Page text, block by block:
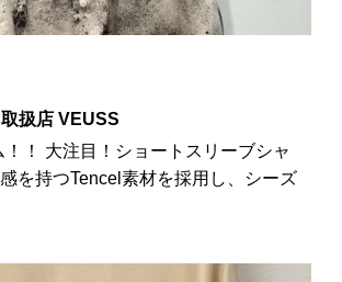
扱店 VEUSS
！ 大注目！ショートスリーブシャ
を持つTencel素材を採用し、シーズ